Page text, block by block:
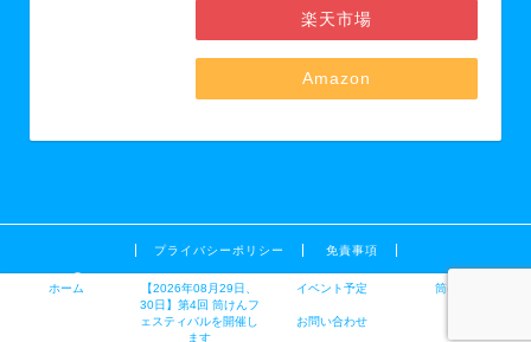
楽天市場
Amazon
プライバシーポリシー 免責事項
ホーム
【2026年08月29日、
30日】第4回 筒けんフ
ェスティバルを開催し
ます
イベント予定 筒けんとは
お問い合わせ